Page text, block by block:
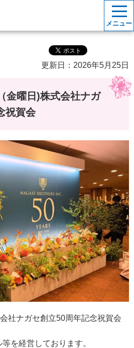
メニュー
更新日：2026年5月25日
金曜日)株式会社ナガ
祝賀会
社ナガセ創立50周年記念祝賀会
を経営しております。